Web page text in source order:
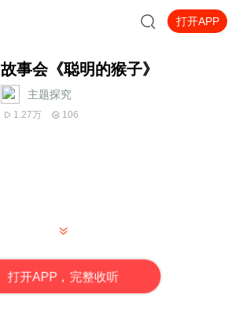
打开APP
故事会《聪明的猴子》
主题探究
1.27万 106
打开APP，完整收听